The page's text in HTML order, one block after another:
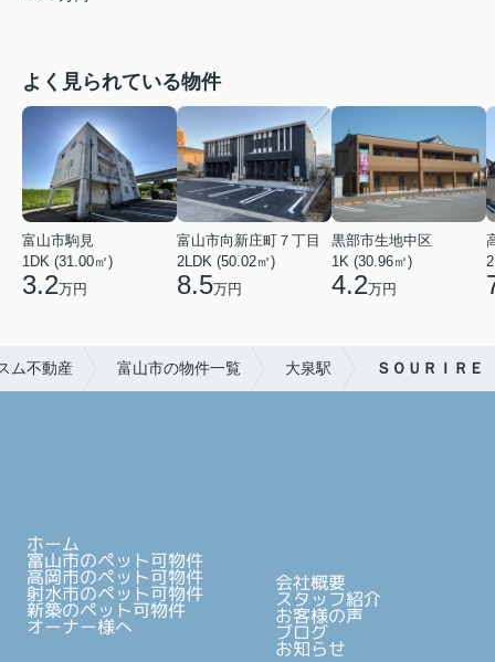
よく見られている物件
富山市駒見
1DK (31.00㎡)
3.2万円
富山市向新庄町７丁目
2LDK (50.02㎡)
8.5万円
黒部市生地中区
1K (30.96㎡)
4.2万円
ム不動産 富山市の物件一覧 大泉駅 ＳＯＵＲＩＲＥ
ホーム
富山市のペット可物件
高岡市のペット可物件
射水市のペット可物件
新築のペット可物件
オーナー様へ
会社概要
スタッフ紹介
お客様の声
ブログ
お知らせ